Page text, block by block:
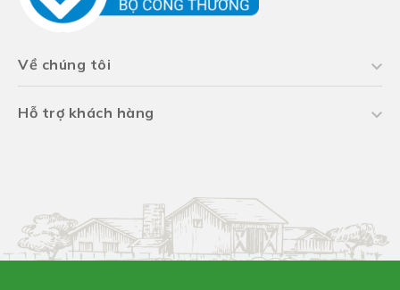
Về chúng tôi
Hỗ trợ khách hàng